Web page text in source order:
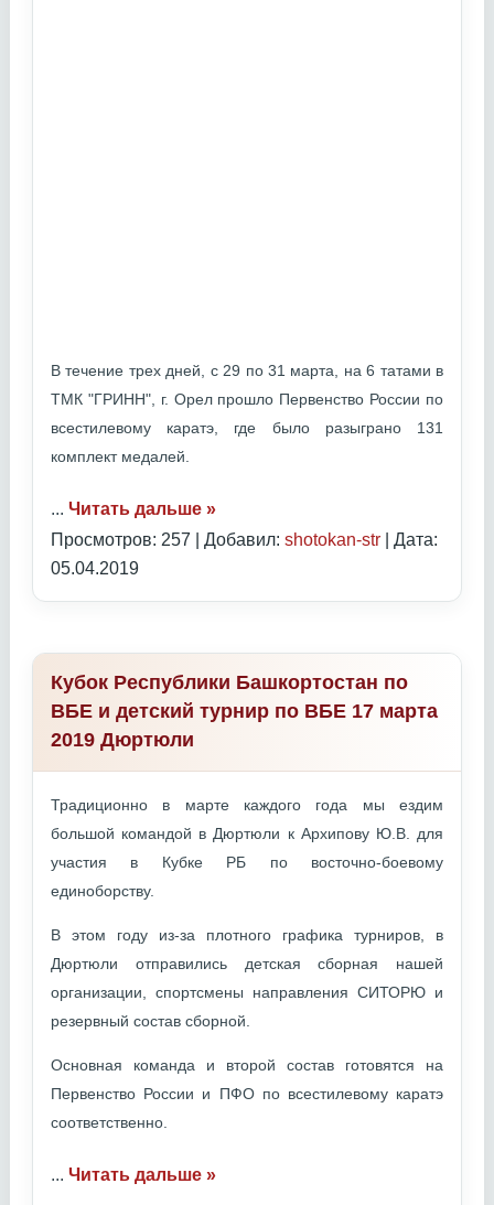
В течение трех дней, с 29 по 31 марта, на 6 татами в
ТМК "ГРИНН", г. Орел прошло Первенство России по
всестилевому каратэ, где было разыграно 131
комплект медалей.
... Читать дальше »
Просмотров: 257 | Добавил: shotokan-str | Дата:
05.04.2019
Кубок Республики Башкортостан по
ВБЕ и детский турнир по ВБЕ 17 марта
2019 Дюртюли
Традиционно в марте каждого года мы ездим
большой командой в Дюртюли к Архипову Ю.В. для
участия в Кубке РБ по восточно-боевому
единоборству.
В этом году из-за плотного графика турниров, в
Дюртюли отправились детская сборная нашей
организации, спортсмены направления СИТОРЮ и
резервный состав сборной.
Основная команда и второй состав готовятся на
Первенство России и ПФО по всестилевому каратэ
соответственно.
... Читать дальше »